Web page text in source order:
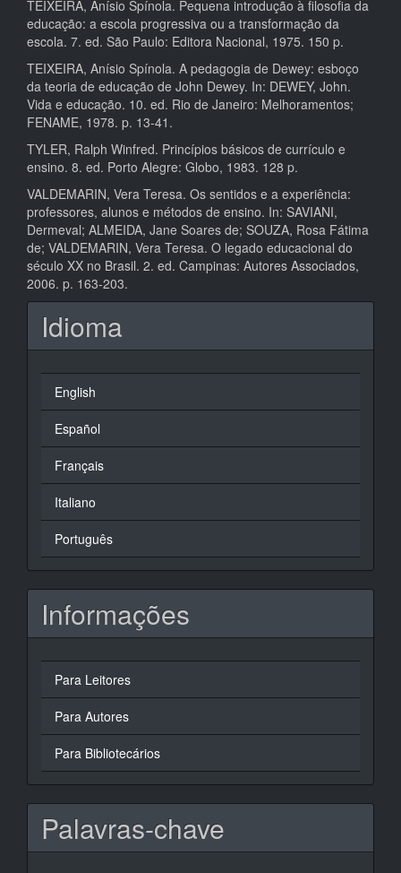
TEIXEIRA, Anísio Spínola. Pequena introdução à filosofia da
educação: a escola progressiva ou a transformação da
escola. 7. ed. São Paulo: Editora Nacional, 1975. 150 p.
TEIXEIRA, Anísio Spínola. A pedagogia de Dewey: esboço
da teoria de educação de John Dewey. In: DEWEY, John.
Vida e educação. 10. ed. Rio de Janeiro: Melhoramentos;
FENAME, 1978. p. 13-41.
TYLER, Ralph Winfred. Princípios básicos de currículo e
ensino. 8. ed. Porto Alegre: Globo, 1983. 128 p.
VALDEMARIN, Vera Teresa. Os sentidos e a experiência:
professores, alunos e métodos de ensino. In: SAVIANI,
Dermeval; ALMEIDA, Jane Soares de; SOUZA, Rosa Fátima
de; VALDEMARIN, Vera Teresa. O legado educacional do
século XX no Brasil. 2. ed. Campinas: Autores Associados,
2006. p. 163-203.
Idioma
English
Español
Français
Italiano
Português
Informações
Para Leitores
Para Autores
Para Bibliotecários
Palavras-chave